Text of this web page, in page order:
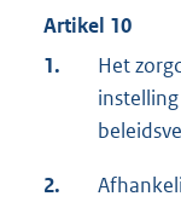
Artikel 10
1.
Het
2.